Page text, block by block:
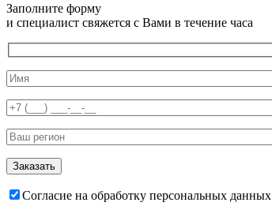
Заполните форму
и специалист свяжется с Вами в течение часа
Согласие на обработку персональных данных